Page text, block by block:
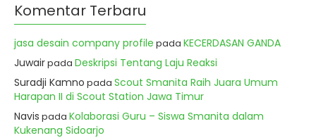
Komentar Terbaru
jasa desain company profile pada KECERDASAN GANDA
Juwairpada Deskripsi Tentang Laju Reaksi
Suradji Kamno pada Scout Smanita Raih Juara Umum
Harapan II di Scout Station Jawa Timur
Navis pada Kolaborasi Guru – Siswa Smanita dalam
Kukenang Sidoarjo